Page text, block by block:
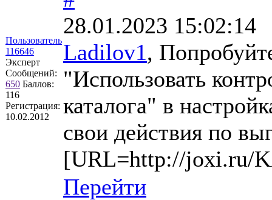
Пользователь
116646
Эксперт
Сообщений:
650 Баллов:
116
Регистрация:
10.02.2012
28.01.2023 15:02:14
Ladilov1,
"Использовать
каталога" в
свои действия по
[URL=http://joxi.ru/
Перейти